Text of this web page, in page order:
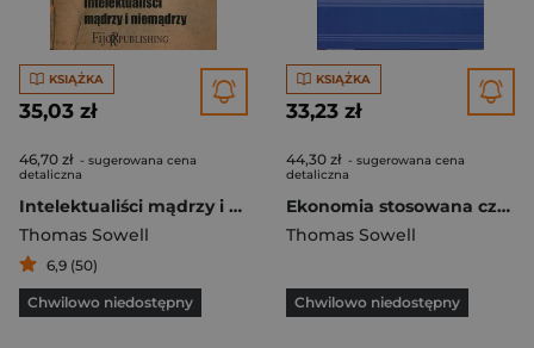
KSIĄŻKA
35,03 zł
46,70 zł - sugerowana cena
detaliczna
Intelektualiści mądrzy i niemądrzy
Thomas Sowell
6,9 (50)
Chwilowo niedostępny
KSIĄŻKA
33,23 zł
44,30 zł - sugerowana cena
detaliczna
Ekonomia stosowana czyli co robić, żeby nie psuć gospodarki
Thomas Sowell
Chwilowo niedostępny